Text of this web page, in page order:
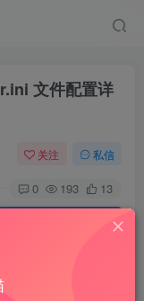
文件配置详
关注 私信
0 193 13
内删除，违规后